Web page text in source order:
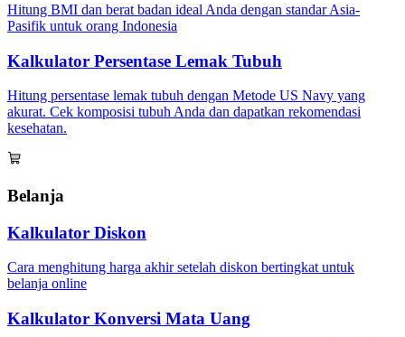
Hitung BMI dan berat badan ideal Anda dengan standar Asia-
Pasifik untuk orang Indonesia
Kalkulator Persentase Lemak Tubuh
Hitung persentase lemak tubuh dengan Metode US Navy yang
akurat. Cek komposisi tubuh Anda dan dapatkan rekomendasi
kesehatan.
Belanja
Kalkulator Diskon
Cara menghitung harga akhir setelah diskon bertingkat untuk
belanja online
Kalkulator Konversi Mata Uang